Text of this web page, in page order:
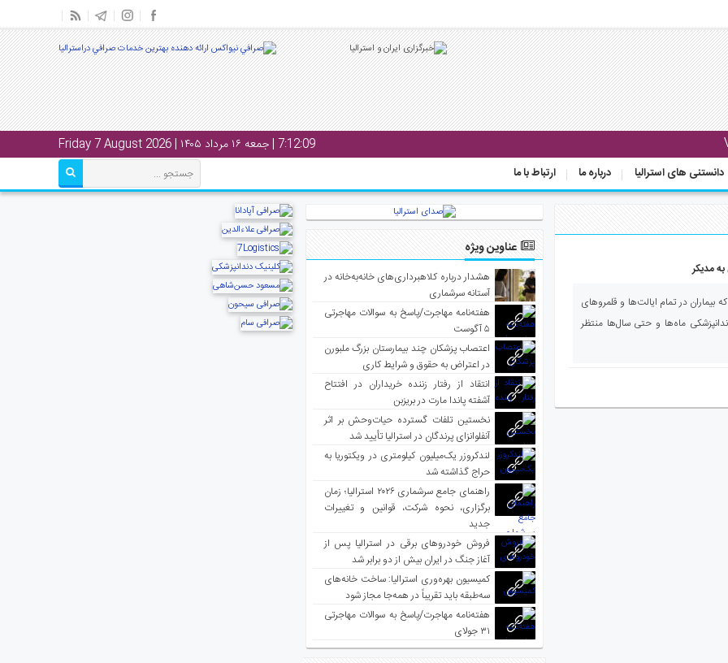
7:12:10 | جمعه ۱۶ مرداد ۱۴۰۵ | Friday 7 August 2026
دانستنی های استرالیا درباره ما ارتباط با ما
مدیکر
در تمام ایالت‌ها و قلمروهای
ماه‌ها و حتی سال‌ها منتظر
عناوین ویژه
هشدار درباره کلاهبرداری‌های خانه‌به‌خانه در
آستانه سرشماری
هفته‌نامه مهاجرت/پاسخ به سوالات مهاجرتی
۵ آگوست
اعتصاب پزشکان چند بیمارستان بزرگ ملبورن
در اعتراض به حقوق و شرایط کاری
انتقاد از رفتار زننده خریداران در افتتاح
آشفته پاندا مارت در بریزبن
نخستین تلفات گسترده حیات‌وحش بر اثر
آنفلوانزای پرندگان در استرالیا تأیید شد
لندکروزر یک‌میلیون کیلومتری در ویکتوریا به
حراج گذاشته شد
راهنمای جامع سرشماری ۲۰۲۶ استرالیا؛ زمان
برگزاری، نحوه شرکت، قوانین و تغییرات
جدید
فروش خودروهای برقی در استرالیا پس از
آغاز جنگ در ایران بیش از دو برابر شد
کمیسیون بهره‌وری استرالیا: ساخت خانه‌های
سه‌طبقه باید تقریباً در همه‌جا مجاز شود
هفته‌نامه مهاجرت/پاسخ به سوالات مهاجرتی
۳۱ جولای